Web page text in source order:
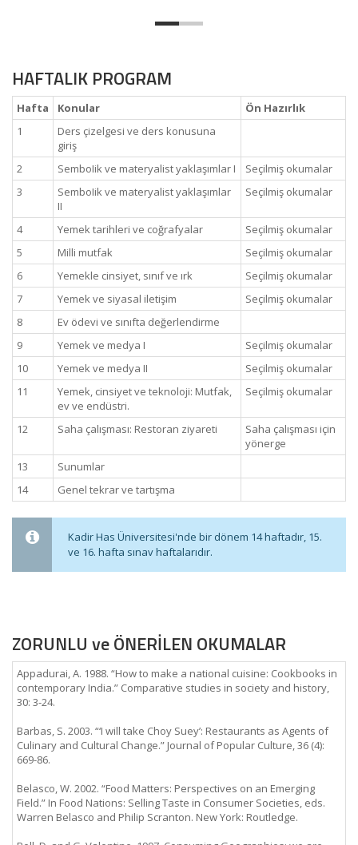
HAFTALIK PROGRAM
Hafta Konular
Ön Hazırlık
1
Ders çizelgesi ve ders konusuna
giriş
2
SemboIik ve materyalist yaklaşımlar I
Seçilmiş okumalar
3
SemboIik ve materyalist yaklaşımlar
II
Seçilmiş okumalar
4 Yemek tarihleri ve coğrafyalar
Seçilmiş okumalar
5
Milli mutfak
Seçilmiş okumalar
6
Yemekle cinsiyet, sınıf ve ırk
Seçilmiş okumalar
7
Yemek ve siyasal iletişim
Seçilmiş okumalar
8
Ev ödevi ve sınıfta değerlendirme
9
Yemek ve medya I
Seçilmiş okumalar
10
Yemek ve medya II
Seçilmiş okumalar
11
Yemek, cinsiyet ve teknoloji: Mutfak,
ev ve endüstri.
Seçilmiş okumalar
12 Saha çalışması: Restoran ziyareti
Saha çalışması için
yönerge
13
Sunumlar
14
Genel tekrar ve tartışma
Kadir Has Üniversitesi'nde bir dönem 14 haftadır, 15.
ve 16. hafta sınav haftalarıdır.
ZORUNLU ve ÖNERİLEN OKUMALAR
Appadurai, A. 1988. “How to make a national cuisine: Cookbooks in
contemporary India.” Comparative studies in society and history,
30: 3-24.
Barbas, S. 2003. “‘I will take Choy Suey’: Restaurants as Agents of
Culinary and Cultural Change.” Journal of Popular Culture, 36 (4):
669-86.
Belasco, W. 2002. “Food Matters: Perspectives on an Emerging
Field.” In Food Nations: Selling Taste in Consumer Societies, eds.
Warren Belasco and Philip Scranton. New York: Routledge.